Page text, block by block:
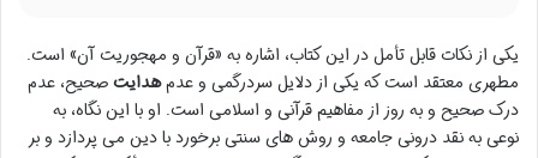
یکی از نکات قابل تأمل در این کتاب، اشاره به «قرآن و مهجوریت آن» است.
مطهری معتقد است که یکی از دلایل سردرگمی و عدمهدایتصحیح، عدم
درک صحیح و به روز از مفاهیم قرآنی و اسلامی است. او با این نگاه، به
نوعی به نقد درونی جامعه و روش های سنتی برخورد با دین می پردازد و بر